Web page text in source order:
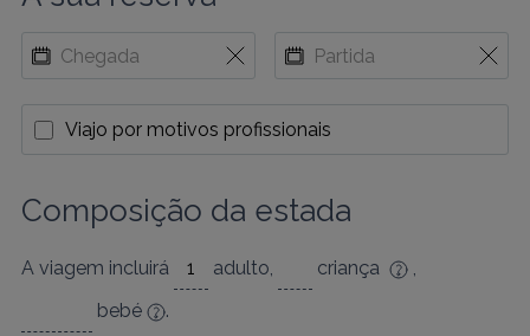
Viajo por motivos profissionais
Composição da estada
A viagem incluirá adulto, criança
,
bebé
.